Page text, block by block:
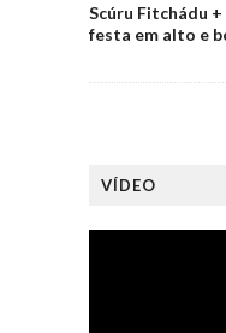
Scúru Fitchádu
festa em alto e
VÍDEO